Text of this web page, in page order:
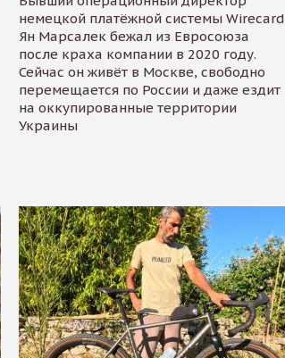
немецкой платёжной системы Wirecard
Ян Марсалек бежал из Евросоюза
после краха компании в 2020 году.
Сейчас он живёт в Москве, свободно
перемещается по России и даже ездит
на оккупированные территории
Украины